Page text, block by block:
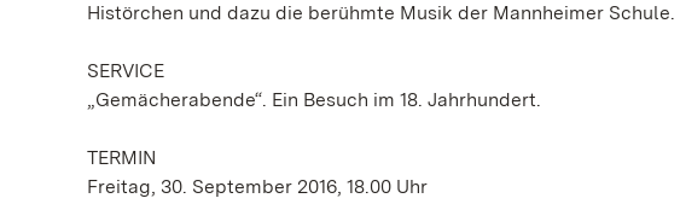
Histörchen und dazu die berühmte Musik der Mannheimer Schule.
SERVICE
„Gemächerabende“. Ein Besuch im 18. Jahrhundert.
TERMIN
Freitag, 30. September 2016, 18.00 Uhr